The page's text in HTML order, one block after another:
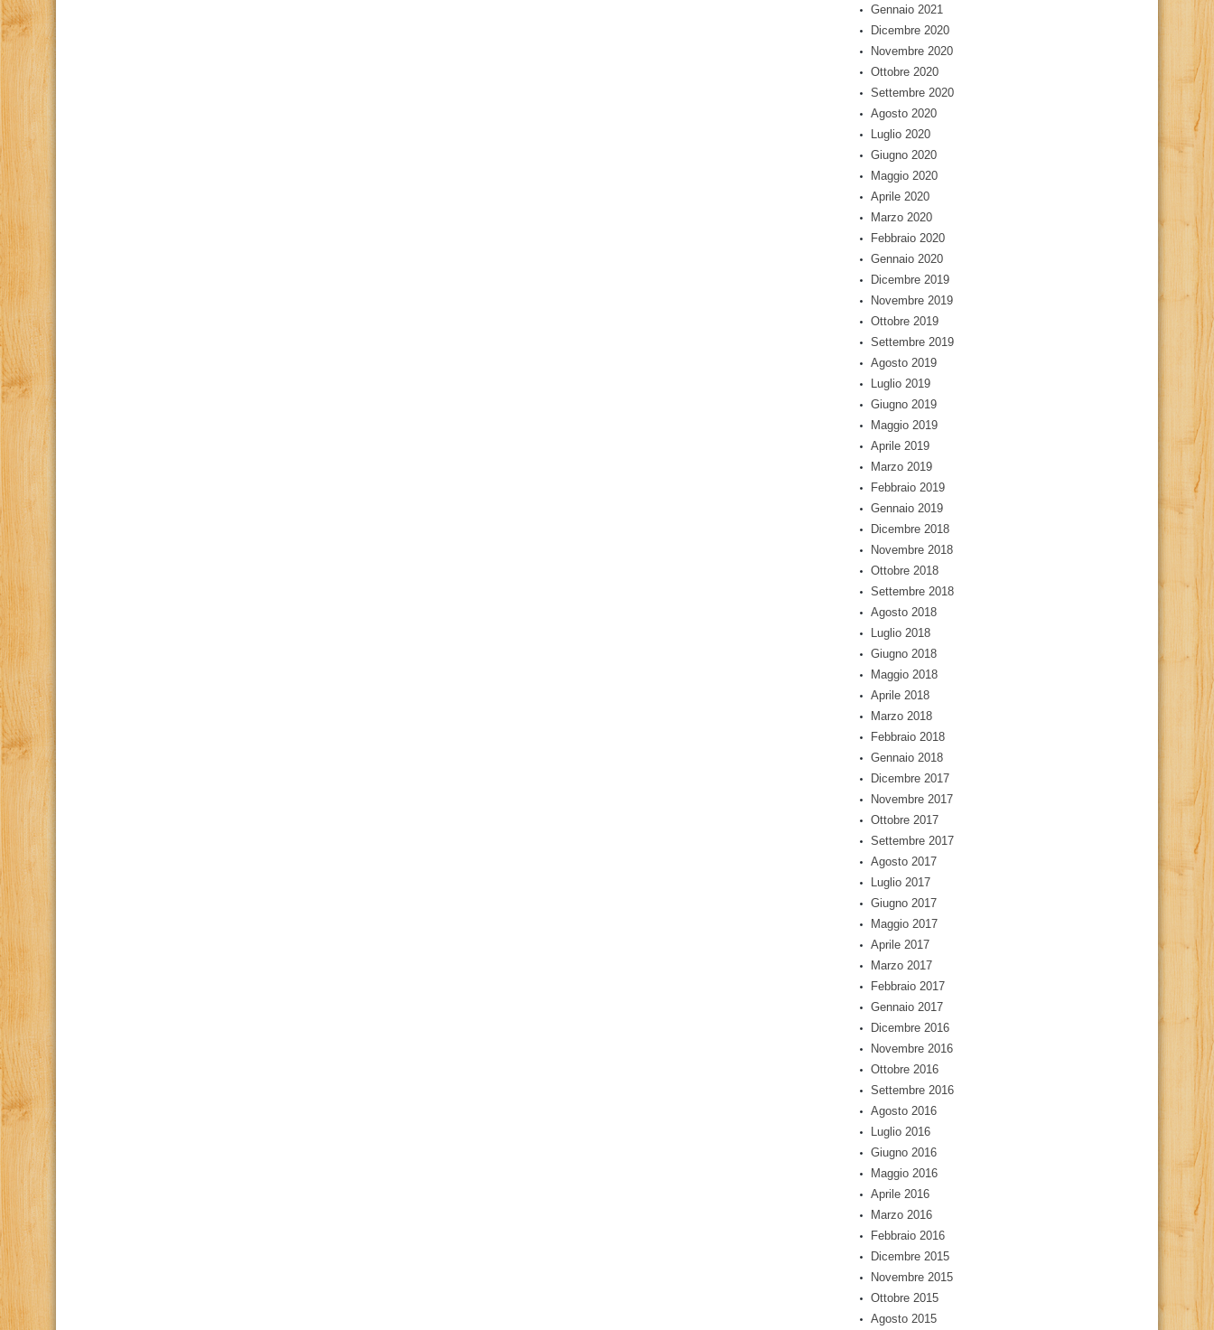
Gennaio 2021
Dicembre 2020
Novembre 2020
Ottobre 2020
Settembre 2020
Agosto 2020
Luglio 2020
Giugno 2020
Maggio 2020
Aprile 2020
Marzo 2020
Febbraio 2020
Gennaio 2020
Dicembre 2019
Novembre 2019
Ottobre 2019
Settembre 2019
Agosto 2019
Luglio 2019
Giugno 2019
Maggio 2019
Aprile 2019
Marzo 2019
Febbraio 2019
Gennaio 2019
Dicembre 2018
Novembre 2018
Ottobre 2018
Settembre 2018
Agosto 2018
Luglio 2018
Giugno 2018
Maggio 2018
Aprile 2018
Marzo 2018
Febbraio 2018
Gennaio 2018
Dicembre 2017
Novembre 2017
Ottobre 2017
Settembre 2017
Agosto 2017
Luglio 2017
Giugno 2017
Maggio 2017
Aprile 2017
Marzo 2017
Febbraio 2017
Gennaio 2017
Dicembre 2016
Novembre 2016
Ottobre 2016
Settembre 2016
Agosto 2016
Luglio 2016
Giugno 2016
Maggio 2016
Aprile 2016
Marzo 2016
Febbraio 2016
Dicembre 2015
Novembre 2015
Ottobre 2015
Agosto 2015